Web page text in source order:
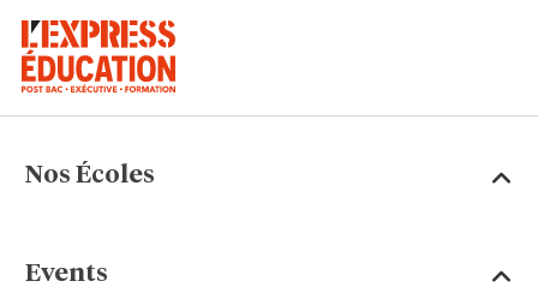
Nos Écoles
Events